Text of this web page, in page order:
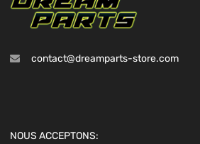
contact@dreamparts-store.com
NOUS ACCEPTONS: